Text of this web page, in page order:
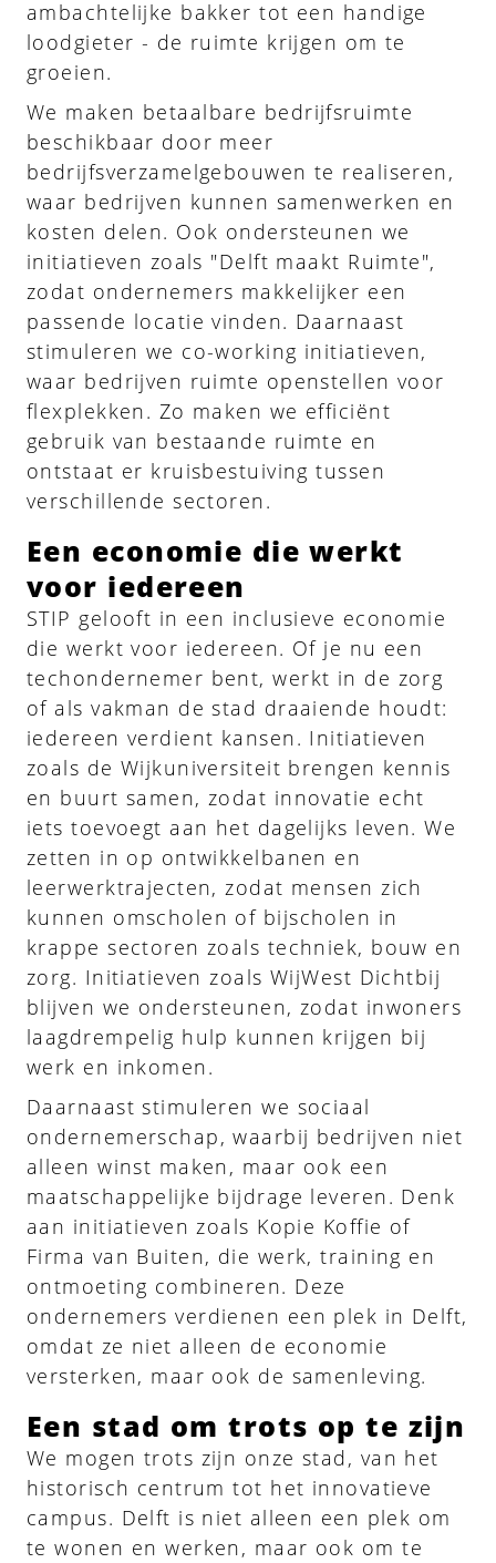
ambachtelijke bakker tot een handige
loodgieter - de ruimte krijgen om te
groeien.
We maken betaalbare bedrijfsruimte
beschikbaar door meer
bedrijfsverzamelgebouwen te realiseren,
waar bedrijven kunnen samenwerken en
kosten delen. Ook ondersteunen we
initiatieven zoals "Delft maakt Ruimte",
zodat ondernemers makkelijker een
passende locatie vinden. Daarnaast
stimuleren we co-working initiatieven,
waar bedrijven ruimte openstellen voor
flexplekken. Zo maken we efficiënt
gebruik van bestaande ruimte en
ontstaat er kruisbestuiving tussen
verschillende sectoren.
Een economie die werkt
voor iedereen
STIP gelooft in een inclusieve economie
die werkt voor iedereen. Of je nu een
techondernemer bent, werkt in de zorg
of als vakman de stad draaiende houdt:
iedereen verdient kansen. Initiatieven
zoals de Wijkuniversiteit brengen kennis
en buurt samen, zodat innovatie echt
iets toevoegt aan het dagelijks leven. We
zetten in op ontwikkelbanen en
leerwerktrajecten, zodat mensen zich
kunnen omscholen of bijscholen in
krappe sectoren zoals techniek, bouw en
zorg. Initiatieven zoals WijWest Dichtbij
blijven we ondersteunen, zodat inwoners
laagdrempelig hulp kunnen krijgen bij
werk en inkomen.
Daarnaast stimuleren we sociaal
ondernemerschap, waarbij bedrijven niet
alleen winst maken, maar ook een
maatschappelijke bijdrage leveren. Denk
aan initiatieven zoals Kopie Koffie of
Firma van Buiten, die werk, training en
ontmoeting combineren. Deze
ondernemers verdienen een plek in Delft,
omdat ze niet alleen de economie
versterken, maar ook de samenleving.
Een stad om trots op te zijn
We mogen trots zijn onze stad, van het
historisch centrum tot het innovatieve
campus. Delft is niet alleen een plek om
te wonen en werken, maar ook om te